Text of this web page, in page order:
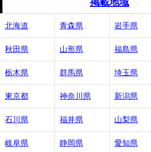
北海道 青森県 岩手県
秋田県 山形県 福島県
栃木県 群馬県 埼玉県
東京都 神奈川県 新潟県
石川県 福井県 山梨県
岐阜県 静岡県 愛知県